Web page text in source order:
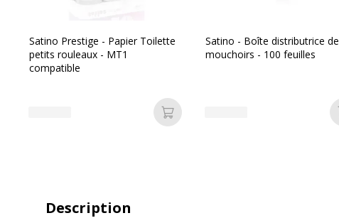
Satino Prestige - Papier Toilette
petits rouleaux - MT1
compatible
Ajouter au panier
Satino - Boîte distributrice de
mouchoirs - 100 feuilles
Description